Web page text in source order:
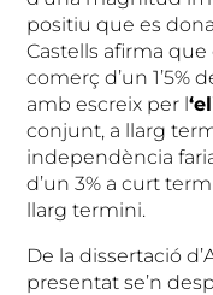
positiu que es
Castells afirma
comerç d’un 1’5%
amb escreix per l
conjunt, a llarg
independència
d’un 3% a curt
llarg termini.
De la dissertació
presentat se’n